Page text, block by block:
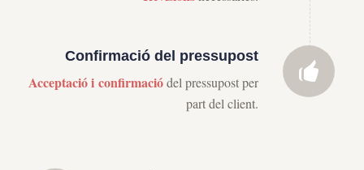
Confirmació del pressupost
Acceptació iconfirmaciódel pressupost per
part del client.